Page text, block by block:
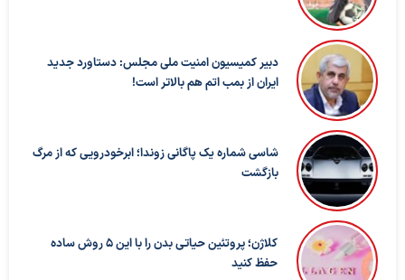
دبیر کمیسیون امنیت ملی مجلس: دستاورد جدید
ایران از بمب اتم هم بالاتر است!
شاسی شماره یک پاگانی زوندا؛ ابرخودرویی که از مرگ
بازگشت
کلاژن؛ پروتئین حیاتی بدن را با این ۵ روش ساده
حفظ کنید